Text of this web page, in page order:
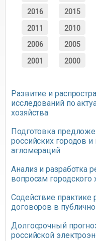
2016 2015
2011 2010
2006 2005
2001 2000
Развитие и
исследований по
хозяйства
Подготовка
российских городов
агломераций
Анализ и разработка
вопросам городского
Содействие практике
договоров в
Долгосрочный
российской